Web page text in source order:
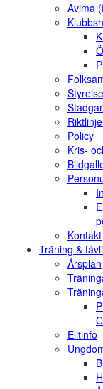
Avima
Stadgar
Policy
Kris-
Kontakt
Träning &
Årsplan
Elitinfo